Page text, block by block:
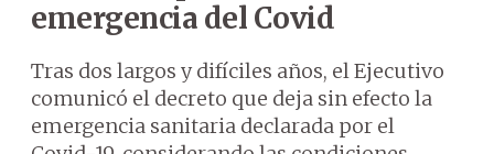
emergencia del Covid
Tras dos largos y difíciles años, el Ejecutivo
comunicó el decreto que deja sin efecto la
emergencia sanitaria declarada por el